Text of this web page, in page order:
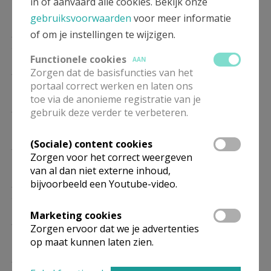
9.30 Woord- en Communiedienst
10/01
9.30 Eucharistie
17/01
9.30 Woord- en Communiedienst
14/02
9.30 Eucharistie
9.30 Woord- en Communiedienst
14/03
9.30 Eucharistie
gebruiksvoorwaarden voor meer informatie
of om je instellingen te wijzigen.
Functionele cookies
AAN
Zorgen dat de basisfuncties van het
portaal correct werken en laten ons
toe via de anonieme registratie van je
gebruik deze verder te verbeteren.
(Sociale) content cookies
Zorgen voor het correct weergeven
van al dan niet externe inhoud,
bijvoorbeeld een Youtube-video.
Marketing cookies
Zorgen ervoor dat we je advertenties
op maat kunnen laten zien.